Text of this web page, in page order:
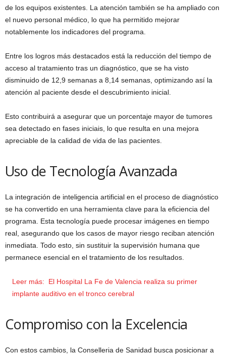
de los equipos existentes. La atención también se ha ampliado con
el nuevo personal médico, lo que ha permitido mejorar
notablemente los indicadores del programa.
Entre los logros más destacados está la reducción del tiempo de
acceso al tratamiento tras un diagnóstico, que se ha visto
disminuido de 12,9 semanas a 8,14 semanas, optimizando así la
atención al paciente desde el descubrimiento inicial.
Esto contribuirá a asegurar que un porcentaje mayor de tumores
sea detectado en fases iniciais, lo que resulta en una mejora
apreciable de la calidad de vida de las pacientes.
Uso de Tecnología Avanzada
La integración de inteligencia artificial en el proceso de diagnóstico
se ha convertido en una herramienta clave para la eficiencia del
programa. Esta tecnología puede procesar imágenes en tiempo
real, asegurando que los casos de mayor riesgo reciban atención
inmediata. Todo esto, sin sustituir la supervisión humana que
permanece esencial en el tratamiento de los resultados.
Leer más:
El Hospital La Fe de Valencia realiza su primer
implante auditivo en el tronco cerebral
Compromiso con la Excelencia
Con estos cambios, la Conselleria de Sanidad busca posicionar a